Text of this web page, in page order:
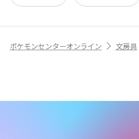
ポケモンセンターオンライン 文房具